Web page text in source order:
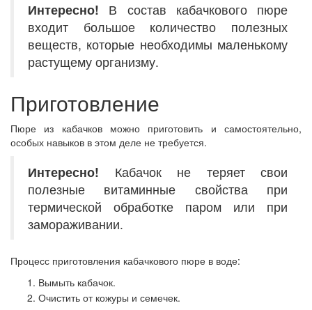
Интересно! В состав кабачкового пюре
входит большое количество полезных
веществ, которые необходимы маленькому
растущему организму.
Приготовление
Пюре из кабачков можно приготовить и самостоятельно,
особых навыков в этом деле не требуется.
Интересно! Кабачок не теряет свои
полезные витаминные свойства при
термической обработке паром или при
замораживании.
Процесс приготовления кабачкового пюре в воде:
Вымыть кабачок.
Очистить от кожуры и семечек.